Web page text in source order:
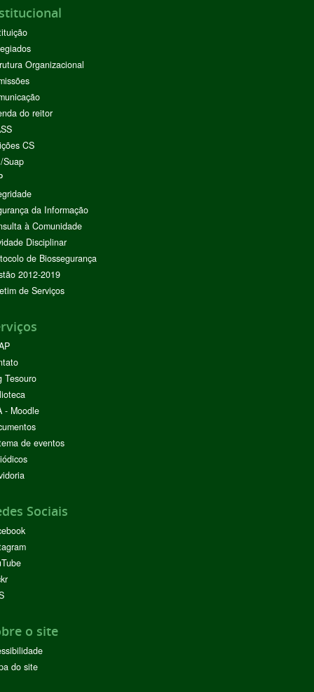
Organizacional
do reitor
CS
Suap
da Informação
à Comunidade
Disciplinar
de Biossegurança
2012-2019
de Serviços
Tesouro
- Moodle
de eventos
Sociais
o site
do site